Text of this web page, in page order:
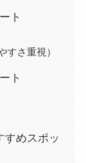
ト
すさ重視）
ト
すめスポッ